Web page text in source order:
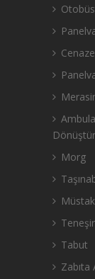
Morg
Teneşir
Tabut
Zabıta